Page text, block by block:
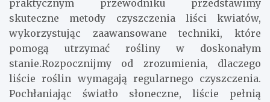
praktycznym przewodniku przedstawimy
skuteczne metody czyszczenia liści kwiatów,
wykorzystując zaawansowane techniki, które
pomogą utrzymać rośliny w doskonałym
stanie.Rozpocznijmy od zrozumienia, dlaczego
liście roślin wymagają regularnego czyszczenia.
Pochłaniając światło słoneczne, liście pełnią